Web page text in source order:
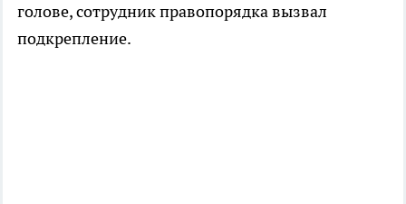
голове, сотрудник правопорядка вызвал
подкрепление.